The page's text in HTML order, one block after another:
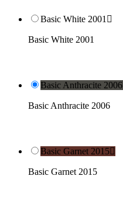
Basic White 2001 
Basic White 2001
Basic Anthracite 2006
Basic Anthracite 2006
Basic Garnet 2015
Basic Garnet 2015